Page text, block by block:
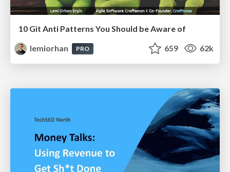
10 Git Anti Patterns You Should be Aware of
lemiorhan
PRO 659 62k